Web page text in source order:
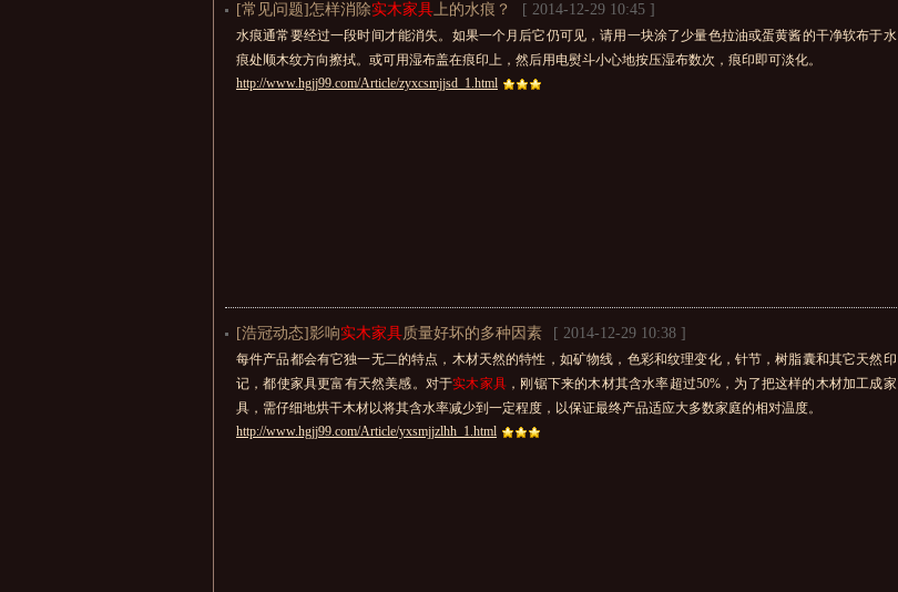
[常见问题]怎样消除实木家具上的水痕？ [ 2014-12-29 10:45 ]
水痕通常要经过一段时间才能消失。如果一个月后它仍可见，请用一块涂了少量色拉油或蛋黄酱的干净软布于水
痕处顺木纹方向擦拭。或可用湿布盖在痕印上，然后用电熨斗小心地按压湿布数次，痕印即可淡化。
http://www.hgjj99.com/Article/zyxcsmjjsd_1.html
[浩冠动态]影响实木家具质量好坏的多种因素 [ 2014-12-29 10:38 ]
每件产品都会有它独一无二的特点，木材天然的特性，如矿物线，色彩和纹理变化，针节，树脂囊和其它天然印
记，都使家具更富有天然美感。对于实木家具 ，刚锯下来的木材其含水率超过50%，为了把这样的木材加工成家
具，需仔细地烘干木材以将其含水率减少到一定程度，以保证最终产品适应大多数家庭的相对温度。
http://www.hgjj99.com/Article/yxsmjjzlhh_1.html